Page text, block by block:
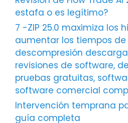
estafa o es legítimo?
7 -ZIP 25.0 maximiza los
aumentar los tiempos
descompresión
revisiones de software,
pruebas gratuitas,
software comercial
Intervención temprana
guía completa